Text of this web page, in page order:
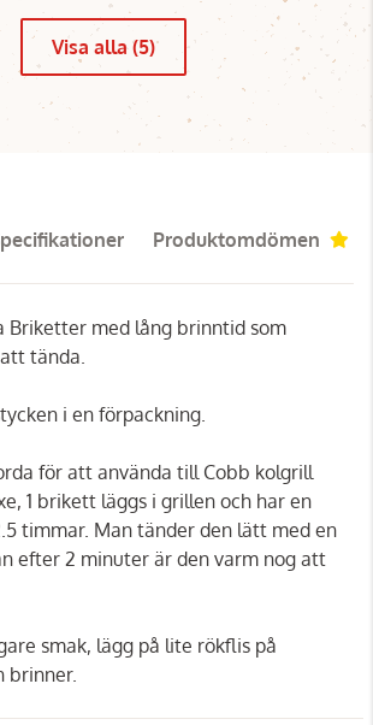
Visa alla (5)
Produktomdömen
Briketter med lång brinntid som
tända.
i en förpackning.
för att använda till Cobb kolgrill
1 brikett läggs i grillen och har en
timmar. Man tänder den lätt med en
efter 2 minuter är den varm nog att
smak, lägg på lite rökflis på
brinner.